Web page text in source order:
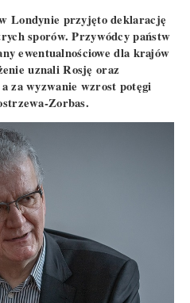
Londynie przyjęto deklarację
sporów. Przywódcy państw
ewentualnościowe dla krajów
uznali Rosję oraz
za wyzwanie wzrost potęgi
Zorbas.